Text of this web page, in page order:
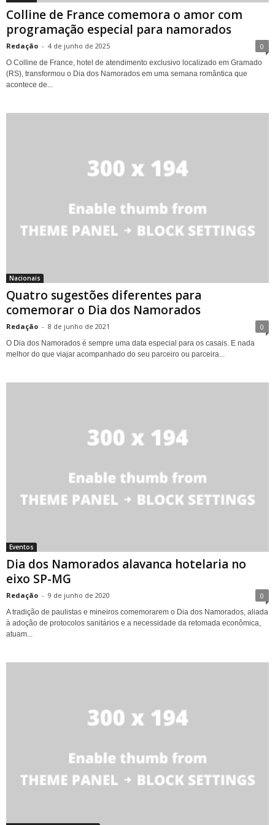
Colline de France comemora o amor com
programação especial para namorados
Redação - 4 de junho de 2025 0
O Colline de France, hotel de atendimento exclusivo localizado em Gramado
(RS), transformou o Dia dos Namorados em uma semana romântica que
acontece de...
Nacionais
Quatro sugestões diferentes para
comemorar o Dia dos Namorados
Redação - 8 de junho de 2021 0
O Dia dos Namorados é sempre uma data especial para os casais. E nada
melhor do que viajar acompanhado do seu parceiro ou parceira...
Eventos
Dia dos Namorados alavanca hotelaria no
eixo SP-MG
Redação - 9 de junho de 2020 0
A tradição de paulistas e mineiros comemorarem o Dia dos Namorados, aliada
à adoção de protocolos sanitários e a necessidade da retomada econômica,
atuam...